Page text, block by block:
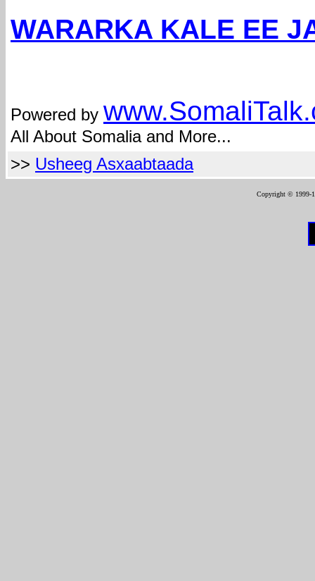
WARARKA KALE EE
Powered by www.Somali
All About Somalia and More...
>> Usheeg Asxaabtaada
Copyright © 1999-